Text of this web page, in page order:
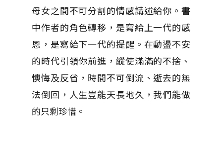
母女之間不可分割的情感講述給你。書
中作者的角色轉移，是寫給上一代的感
恩，是寫給下一代的提醒。在動盪不安
的時代引領你前進，縱使滿滿的不捨、
懊悔及反省，時間不可倒流、逝去的無
法倒回，人生豈能天長地久，我們能做
的只剩珍惜。